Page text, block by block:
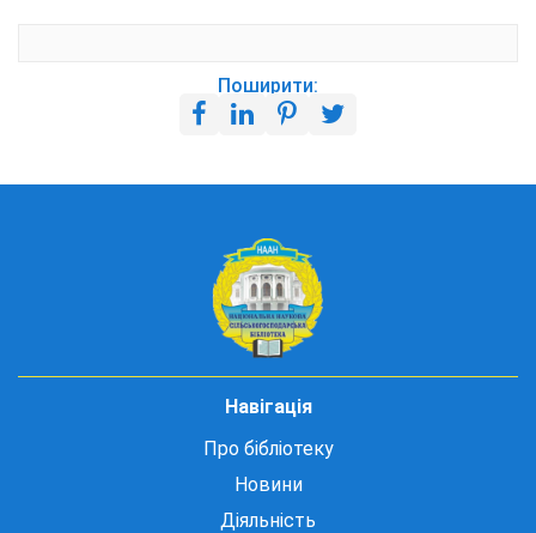
Поширити:
Навігація
Про бібліотеку
Новини
Діяльність